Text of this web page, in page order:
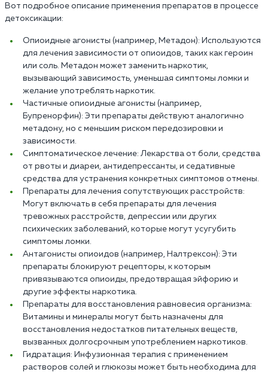
Вот подробное описание применения препаратов в процессе
детоксикации:
Опиоидные агонисты (например, Метадон): Используются
для лечения зависимости от опиоидов, таких как героин
или соль. Метадон может заменить наркотик,
вызывающий зависимость, уменьшая симптомы ломки и
желание употреблять наркотик.
Частичные опиоидные агонисты (например,
Бупренорфин): Эти препараты действуют аналогично
метадону, но с меньшим риском передозировки и
зависимости.
Симптоматическое лечение: Лекарства от боли, средства
от рвоты и диареи, антидепрессанты, и седативные
средства для устранения конкретных симптомов отмены.
Препараты для лечения сопутствующих расстройств:
Могут включать в себя препараты для лечения
тревожных расстройств, депрессии или других
психических заболеваний, которые могут усугубить
симптомы ломки.
Антагонисты опиоидов (например, Налтрексон): Эти
препараты блокируют рецепторы, к которым
привязываются опиоиды, предотвращая эйфорию и
другие эффекты наркотика.
Препараты для восстановления равновесия организма:
Витамины и минералы могут быть назначены для
восстановления недостатков питательных веществ,
вызванных долгосрочным употреблением наркотиков.
Гидратация: Инфузионная терапия с применением
растворов солей и глюкозы может быть необходима для